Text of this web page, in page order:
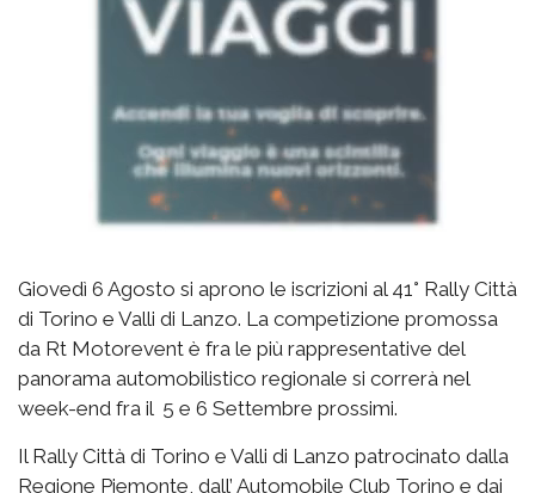
Giovedì 6 Agosto si aprono le iscrizioni al 41° Rally Città
di Torino e Valli di Lanzo. La competizione promossa
da Rt Motorevent è fra le più rappresentative del
panorama automobilistico regionale si correrà nel
week-end fra il 5 e 6 Settembre prossimi.
Il Rally Città di Torino e Valli di Lanzo patrocinato dalla
Regione Piemonte, dall’ Automobile Club Torino e dai